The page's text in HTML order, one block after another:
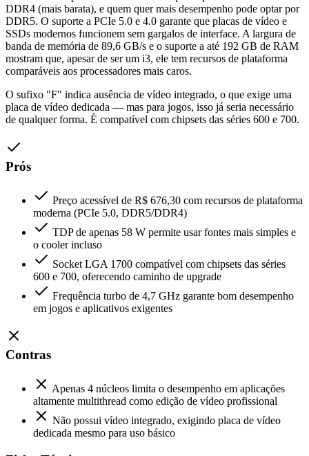
DDR4 (mais barata), e quem quer mais desempenho pode optar por
DDR5. O suporte a PCIe 5.0 e 4.0 garante que placas de vídeo e
SSDs modernos funcionem sem gargalos de interface. A largura de
banda de memória de 89,6 GB/s e o suporte a até 192 GB de RAM
mostram que, apesar de ser um i3, ele tem recursos de plataforma
comparáveis aos processadores mais caros.
O sufixo "F" indica ausência de vídeo integrado, o que exige uma
placa de vídeo dedicada — mas para jogos, isso já seria necessário
de qualquer forma. É compatível com chipsets das séries 600 e 700.
Prós
Preço acessível de R$ 676,30 com recursos de plataforma
moderna (PCIe 5.0, DDR5/DDR4)
TDP de apenas 58 W permite usar fontes mais simples e
o cooler incluso
Socket LGA 1700 compatível com chipsets das séries
600 e 700, oferecendo caminho de upgrade
Frequência turbo de 4,7 GHz garante bom desempenho
em jogos e aplicativos exigentes
Contras
Apenas 4 núcleos limita o desempenho em aplicações
altamente multithread como edição de vídeo profissional
Não possui vídeo integrado, exigindo placa de vídeo
dedicada mesmo para uso básico